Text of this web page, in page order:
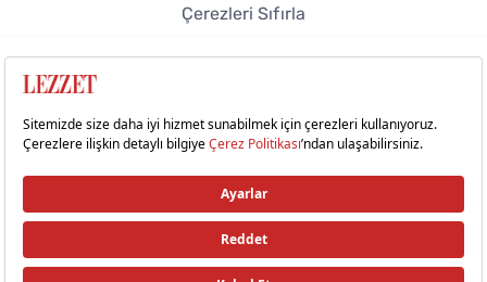
Çerezleri Sıfırla
© 2026 Lezzet Online. Tüm hakları saklıdır.